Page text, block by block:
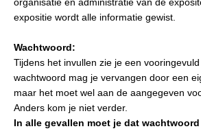
expositie wordt alle informatie gewist.
Wachtwoord:
Tijdens het invullen zie je een
wachtwoord mag je vervangen door een
maar het moet wel aan de aangegeven
Anders kom je niet verder.
In alle gevallen moet je dat